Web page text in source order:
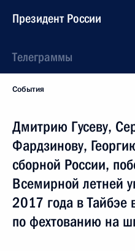
Президент России
Телеграммы
События
Дмитрию Гусеву,
Фардзинову,
сборной России,
Всемирной летней
2017 года в Тайбэе
по фехтованию на